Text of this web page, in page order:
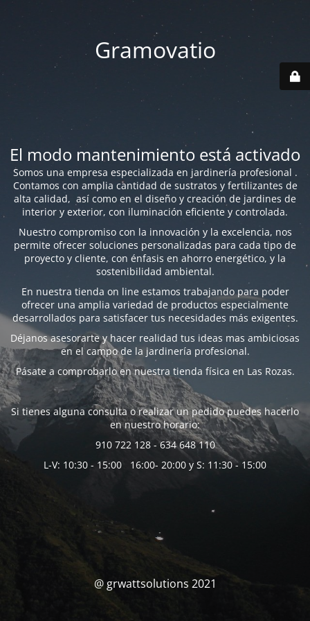
Gramovatio
El modo mantenimiento está activado
Somos una empresa especializada en jardinería profesional .
Contamos con amplia cantidad de sustratos y fertilizantes de
alta calidad, así como en el diseño y creación de jardines de
interior y exterior, con iluminación eficiente y controlada.
Nuestro compromiso con la innovación y la excelencia, nos
permite ofrecer soluciones personalizadas para cada tipo de
proyecto y cliente, con énfasis en ahorro energético, y la
sostenibilidad ambiental.
En nuestra tienda on line estamos trabajando para poder
ofrecer una amplia variedad de productos especialmente
desarrollados para satisfacer tus necesidades más exigentes.
Déjanos asesorarte y hacer realidad tus ideas mas ambiciosas
en el campo de la jardinería profesional.
Pásate a comprobarlo en nuestra tienda física en Las Rozas.
Si tienes alguna consulta o realizar un pedido puedes hacerlo
en nuestro horario:
910 722 128 - 634 648 110
L-V: 10:30 - 15:00 16:00- 20:00 y S: 11:30 - 15:00
@ grwattsolutions 2021